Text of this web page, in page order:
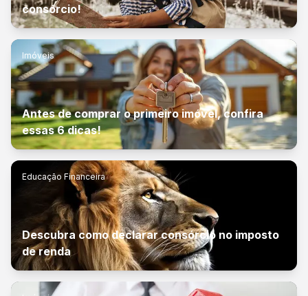
consórcio!
Imóveis
Antes de comprar o primeiro imóvel, confira
essas 6 dicas!
Educação Financeira
Descubra como declarar consórcio no imposto
de renda